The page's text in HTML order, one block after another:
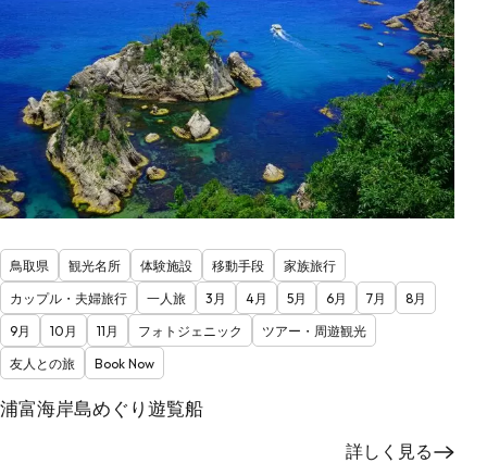
鳥取県 観光名所 体験施設 移動手段
家族旅行
カップル・夫婦旅行
一人旅 3月 4月 5月 6月 7月
8月
9月
10月 11月 フォトジェニック
ツアー・周遊観光
友人との旅
Book Now
浦富海岸島めぐり遊覧船
詳しく見る